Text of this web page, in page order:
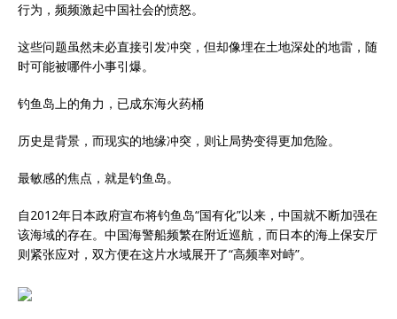
行为，频频激起中国社会的愤怒。
这些问题虽然未必直接引发冲突，但却像埋在土地深处的地雷，随
时可能被哪件小事引爆。
钓鱼岛上的角力，已成东海火药桶
历史是背景，而现实的地缘冲突，则让局势变得更加危险。
最敏感的焦点，就是钓鱼岛。
自2012年日本政府宣布将钓鱼岛“国有化”以来，中国就不断加强在
该海域的存在。中国海警船频繁在附近巡航，而日本的海上保安厅
则紧张应对，双方便在这片水域展开了“高频率对峙”。